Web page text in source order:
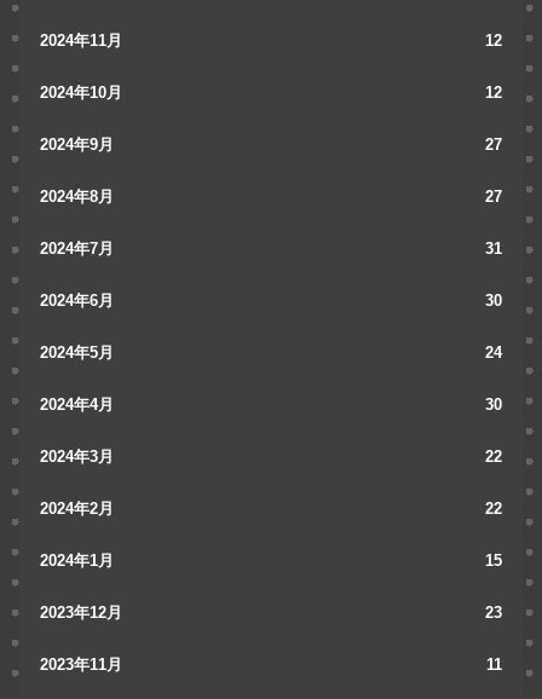
2024年11月 12
2024年10月 12
2024年9月 27
2024年8月 27
2024年7月 31
2024年6月 30
2024年5月 24
2024年4月 30
2024年3月 22
2024年2月 22
2024年1月 15
2023年12月 23
2023年11月 11